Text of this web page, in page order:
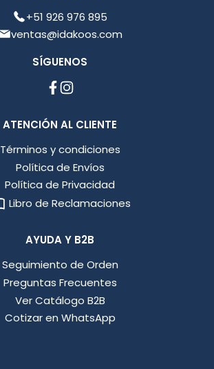
+51 926 976 895
ventas@idakoos.com
SÍGUENOS
ATENCIÓN AL CLIENTE
Términos y condiciones
Política de Envíos
Política de Privacidad
Libro de Reclamaciones
AYUDA Y B2B
Seguimiento de Orden
Preguntas Frecuentes
Ver Catálogo B2B
Cotizar en WhatsApp